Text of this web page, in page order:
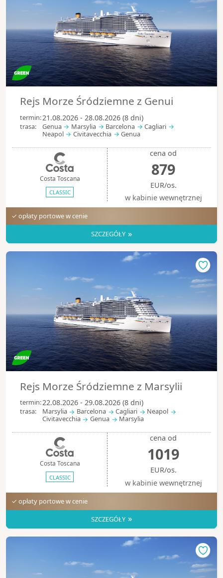
Rejs Morze Śródziemne z Genui
termin:21.08.2026 - 28.08.2026 (8 dni)
trasa: Genua Marsylia Barcelona
Cagliari
Neapol
Civitavecchia Genua
Costa Toscana
CLASSIC
cena od
879
EUR/os.
w kabinie wewnętrznej
✓ opłaty portowe w cenie
SZCZEGÓŁY »
Rejs Morze Śródziemne z Marsylii
termin:22.08.2026 - 29.08.2026 (8 dni)
trasa: Marsylia Barcelona Cagliari
Neapol
Civitavecchia
Genua Marsylia
Costa Toscana
CLASSIC
cena od
1019
EUR/os.
w kabinie wewnętrznej
✓ opłaty portowe w cenie
SZCZEGÓŁY »